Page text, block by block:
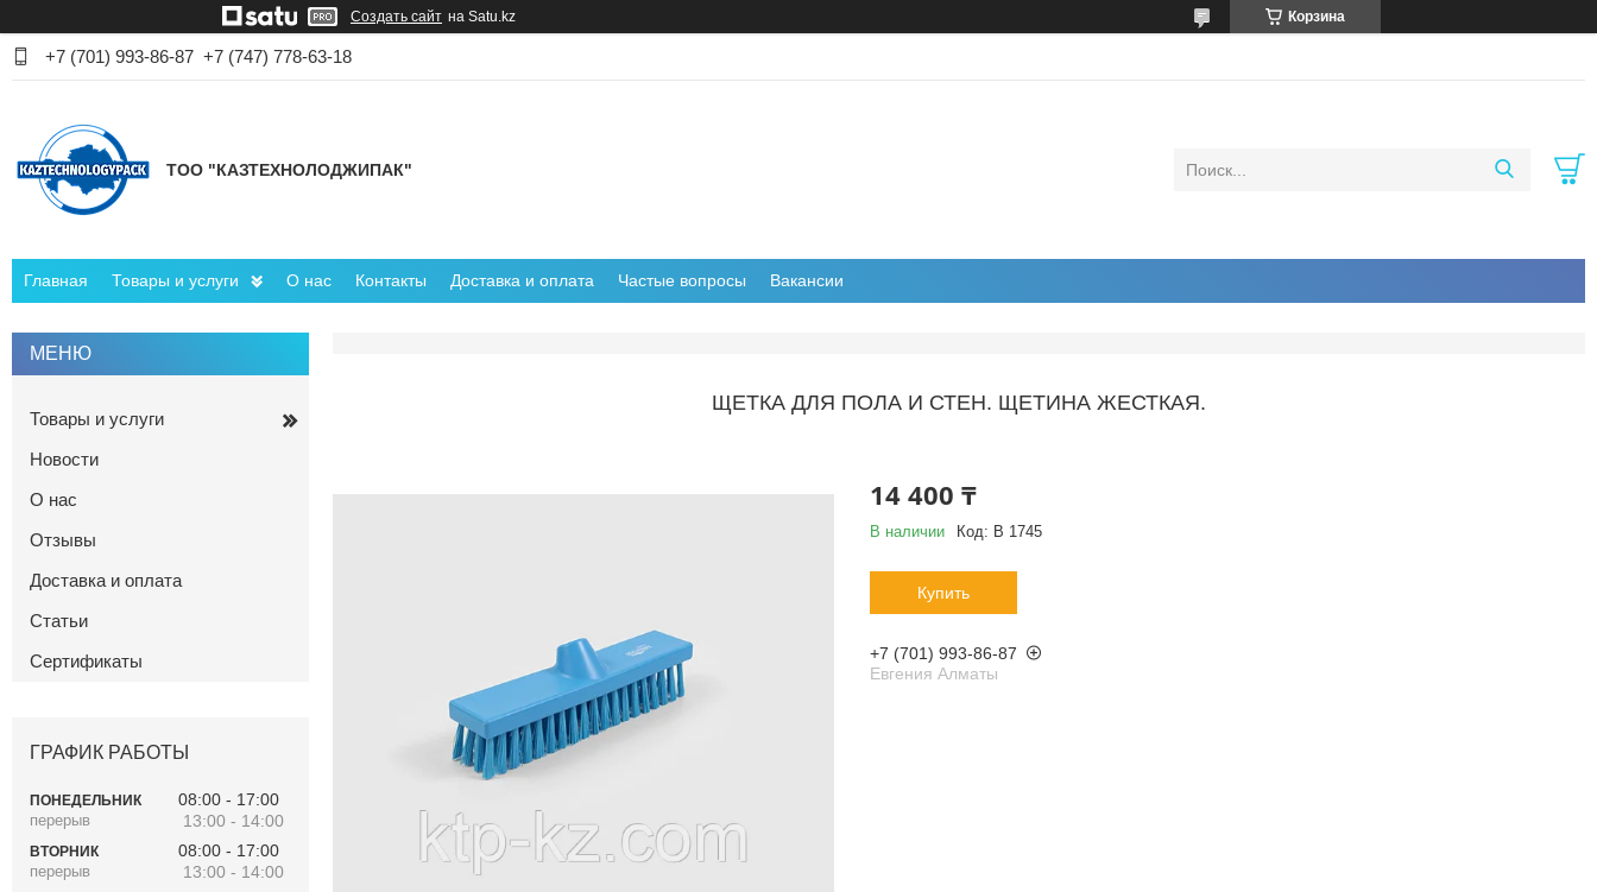
Создать сайт на Satu.kz Корзина
+7 (701) 993-86-87 +7 (747) 778-63-18
ТОО "КАЗТЕХНОЛОДЖИПАК"
Главная Товары и услуги О нас Контакты Доставка и оплата Частые вопросы Вакансии
ЩЕТКА ДЛЯ ПОЛА И СТЕН. ЩЕТИНА ЖЕСТКАЯ.
14 400 ₸
В наличии Код: B 1745
Купить
+7 (701) 993-86-87
Евгения Алматы
Товары и услуги
Новости
О нас
Отзывы
Доставка и оплата
Статьи
Сертификаты
ГРАФИК РАБОТЫ
ПОНЕДЕЛЬНИК 08:00
17:00
13:00
14:00
ВТОРНИК 08:00
17:00
13:00
14:00